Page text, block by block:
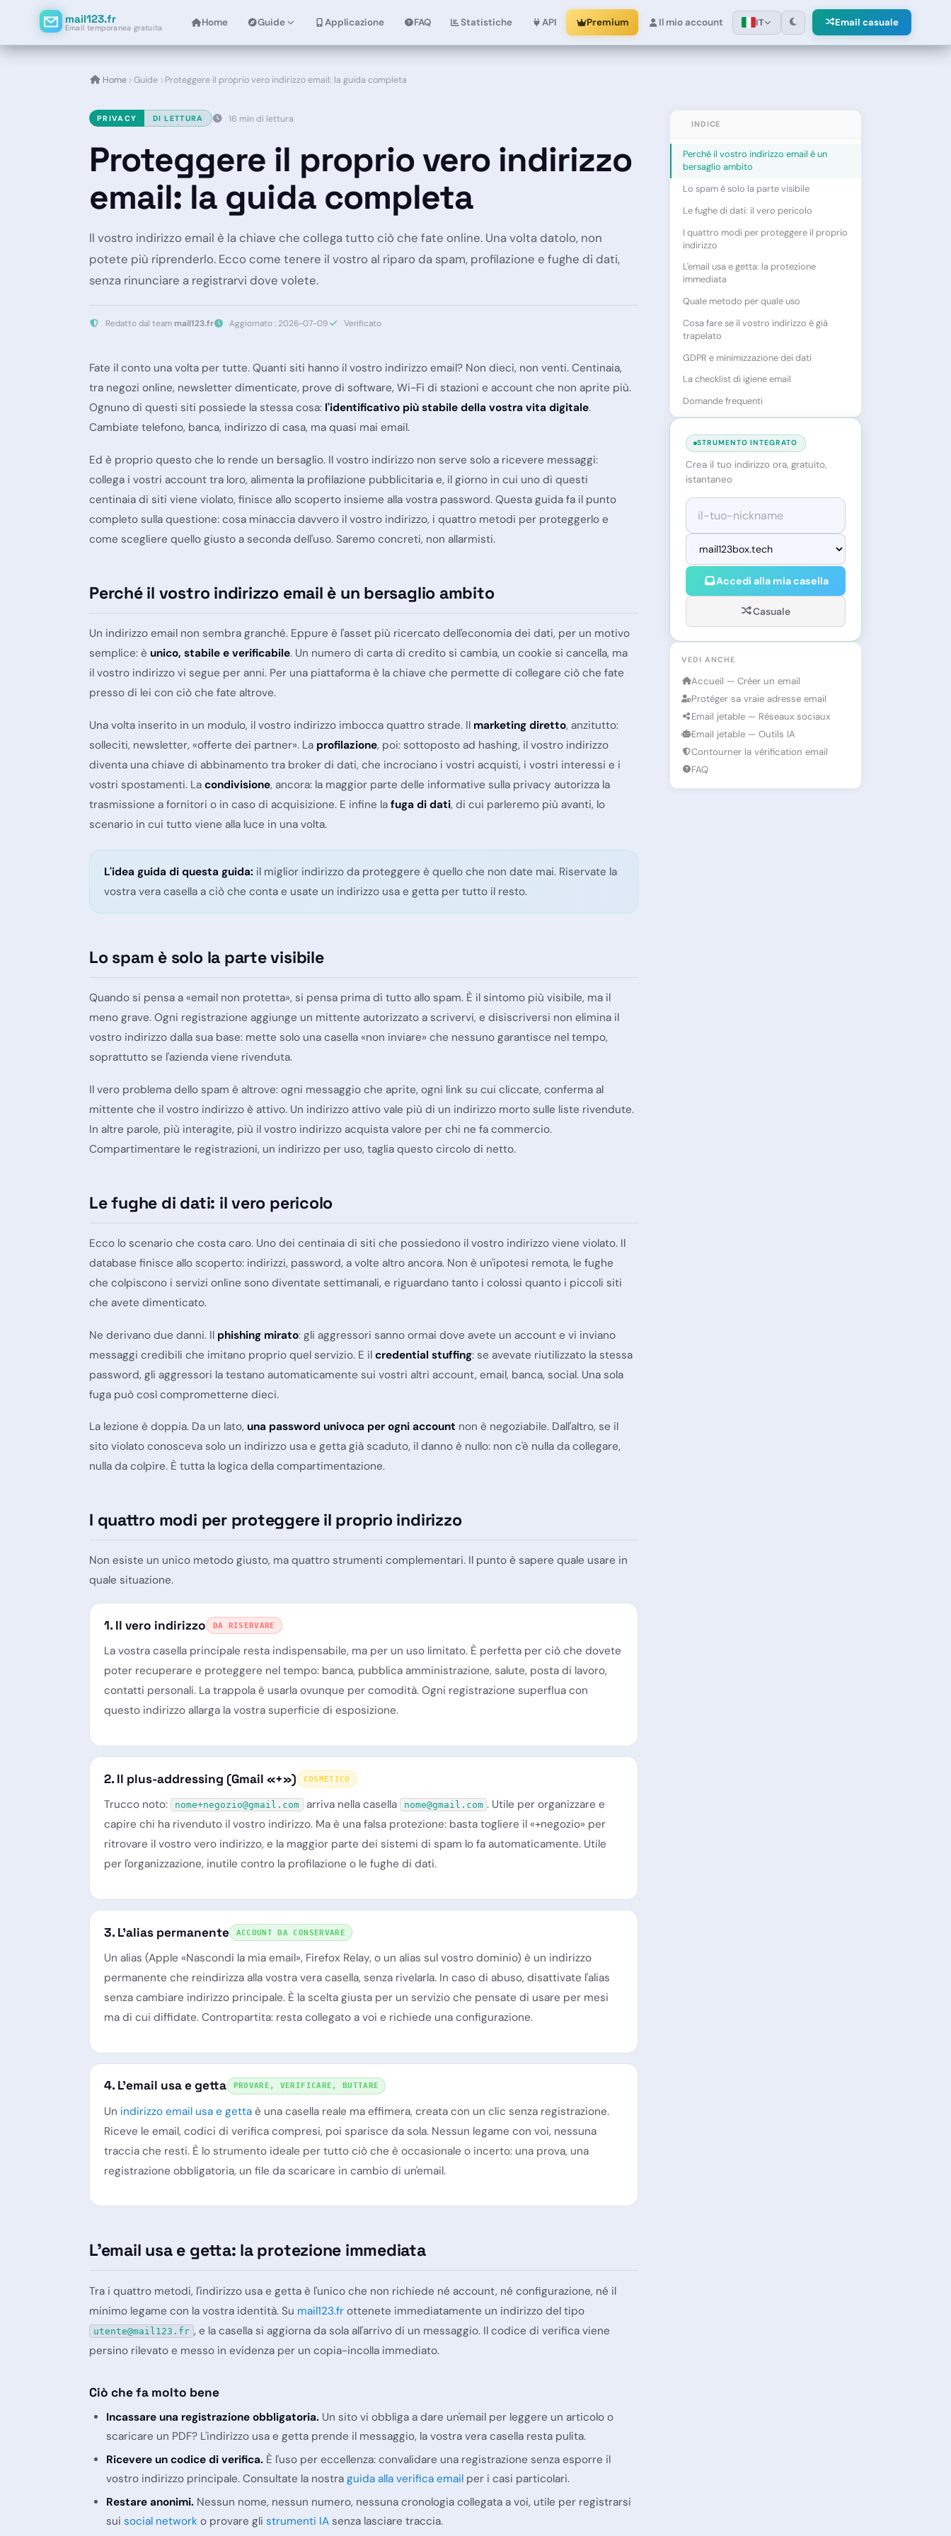
mail123.fr
Email temporanea gratuita Home Guide Applicazione FAQ Statistiche API Premium Il mio account IT Email casuale
Home Guide Proteggere il proprio vero indirizzo email: la guida completa
PRIVACY DI LETTURA 16 min di lettura
Proteggere il proprio vero indirizzo
email: la guida completa
Il vostro indirizzo email è la chiave che collega tutto ciò che fate online. Una volta datolo, non
potete più riprenderlo. Ecco come tenere il vostro al riparo da spam, profilazione e fughe di dati,
senza rinunciare a registrarvi dove volete.
Redatto dal team mail123.fr Aggiornato : 2026-07-09 Verificato
Fate il conto una volta per tutte. Quanti siti hanno il vostro indirizzo email? Non dieci, non venti. Centinaia,
tra negozi online, newsletter dimenticate, prove di software, Wi-Fi di stazioni e account che non aprite più.
Ognuno di questi siti possiede la stessa cosa: l'identificativo più stabile della vostra vita digitale.
Cambiate telefono, banca, indirizzo di casa, ma quasi mai email.
Ed è proprio questo che lo rende un bersaglio. Il vostro indirizzo non serve solo a ricevere messaggi:
collega i vostri account tra loro, alimenta la profilazione pubblicitaria e, il giorno in cui uno di questi
centinaia di siti viene violato, finisce allo scoperto insieme alla vostra password. Questa guida fa il punto
completo sulla questione: cosa minaccia davvero il vostro indirizzo, i quattro metodi per proteggerlo e
come scegliere quello giusto a seconda dell'uso. Saremo concreti, non allarmisti.
Perché il vostro indirizzo email è un bersaglio ambito
Un indirizzo email non sembra granché. Eppure è l'asset più ricercato dell'economia dei dati, per un motivo
semplice: è unico, stabile e verificabile. Un numero di carta di credito si cambia, un cookie si cancella, ma
il vostro indirizzo vi segue per anni. Per una piattaforma è la chiave che permette di collegare ciò che fate
presso di lei con ciò che fate altrove.
Una volta inserito in un modulo, il vostro indirizzo imbocca quattro strade. Il marketing diretto, anzitutto:
solleciti, newsletter, «offerte dei partner». La profilazione, poi: sottoposto ad hashing, il vostro indirizzo
diventa una chiave di abbinamento tra broker di dati, che incrociano i vostri acquisti, i vostri interessi e i
vostri spostamenti. La condivisione, ancora: la maggior parte delle informative sulla privacy autorizza la
trasmissione a fornitori o in caso di acquisizione. E infine la fuga di dati, di cui parleremo più avanti, lo
scenario in cui tutto viene alla luce in una volta.
L'idea guida di questa guida: il miglior indirizzo da proteggere è quello che non date mai. Riservate la
vostra vera casella a ciò che conta e usate un indirizzo usa e getta per tutto il resto.
Lo spam è solo la parte visibile
Quando si pensa a «email non protetta», si pensa prima di tutto allo spam. È il sintomo più visibile, ma il
meno grave. Ogni registrazione aggiunge un mittente autorizzato a scrivervi, e disiscriversi non elimina il
vostro indirizzo dalla sua base: mette solo una casella «non inviare» che nessuno garantisce nel tempo,
soprattutto se l'azienda viene rivenduta.
Il vero problema dello spam è altrove: ogni messaggio che aprite, ogni link su cui cliccate, conferma al
mittente che il vostro indirizzo è attivo. Un indirizzo attivo vale più di un indirizzo morto sulle liste rivendute.
In altre parole, più interagite, più il vostro indirizzo acquista valore per chi ne fa commercio.
Compartimentare le registrazioni, un indirizzo per uso, taglia questo circolo di netto.
Le fughe di dati: il vero pericolo
Ecco lo scenario che costa caro. Uno dei centinaia di siti che possiedono il vostro indirizzo viene violato. Il
database finisce allo scoperto: indirizzi, password, a volte altro ancora. Non è un'ipotesi remota, le fughe
che colpiscono i servizi online sono diventate settimanali, e riguardano tanto i colossi quanto i piccoli siti
che avete dimenticato.
Ne derivano due danni. Il phishing mirato: gli aggressori sanno ormai dove avete un account e vi inviano
messaggi credibili che imitano proprio quel servizio. E il credential stuffing: se avevate riutilizzato la stessa
password, gli aggressori la testano automaticamente sui vostri altri account, email, banca, social. Una sola
fuga può così comprometterne dieci.
La lezione è doppia. Da un lato, una password univoca per ogni account non è negoziabile. Dall'altro, se il
sito violato conosceva solo un indirizzo usa e getta già scaduto, il danno è nullo: non c'è nulla da collegare,
nulla da colpire. È tutta la logica della compartimentazione.
I quattro modi per proteggere il proprio indirizzo
Non esiste un unico metodo giusto, ma quattro strumenti complementari. Il punto è sapere quale usare in
quale situazione.
1. Il vero indirizzo DA RISERVARE
La vostra casella principale resta indispensabile, ma per un uso limitato. È perfetta per ciò che dovete
poter recuperare e proteggere nel tempo: banca, pubblica amministrazione, salute, posta di lavoro,
contatti personali. La trappola è usarla ovunque per comodità. Ogni registrazione superflua con
questo indirizzo allarga la vostra superficie di esposizione.
2. Il plus-addressing (Gmail «+») COSMETICO
Trucco noto: nome+negozio@gmail.com arriva nella casella nome@gmail.com . Utile per organizzare e
capire chi ha rivenduto il vostro indirizzo. Ma è una falsa protezione: basta togliere il «+negozio» per
ritrovare il vostro vero indirizzo, e la maggior parte dei sistemi di spam lo fa automaticamente. Utile
per l'organizzazione, inutile contro la profilazione o le fughe di dati.
3. L'alias permanente ACCOUNT DA CONSERVARE
Un alias (Apple «Nascondi la mia email», Firefox Relay, o un alias sul vostro dominio) è un indirizzo
permanente che reindirizza alla vostra vera casella, senza rivelarla. In caso di abuso, disattivate l'alias
senza cambiare indirizzo principale. È la scelta giusta per un servizio che pensate di usare per mesi
ma di cui diffidate. Contropartita: resta collegato a voi e richiede una configurazione.
4. L'email usa e getta PROVARE, VERIFICARE, BUTTARE
Un indirizzo email usa e getta è una casella reale ma effimera, creata con un clic senza registrazione.
Riceve le email, codici di verifica compresi, poi sparisce da sola. Nessun legame con voi, nessuna
traccia che resti. È lo strumento ideale per tutto ciò che è occasionale o incerto: una prova, una
registrazione obbligatoria, un file da scaricare in cambio di un'email.
L'email usa e getta: la protezione immediata
Tra i quattro metodi, l'indirizzo usa e getta è l'unico che non richiede né account, né configurazione, né il
minimo legame con la vostra identità. Su mail123.fr ottenete immediatamente un indirizzo del tipo
utente@mail123.fr , e la casella si aggiorna da sola all'arrivo di un messaggio. Il codice di verifica viene
persino rilevato e messo in evidenza per un copia-incolla immediato.
Ciò che fa molto bene
Incassare una registrazione obbligatoria. Un sito vi obbliga a dare un'email per leggere un articolo o
scaricare un PDF? L'indirizzo usa e getta prende il messaggio, la vostra vera casella resta pulita.
Ricevere un codice di verifica. È l'uso per eccellenza: convalidare una registrazione senza esporre il
vostro indirizzo principale. Consultate la nostra guida alla verifica email per i casi particolari.
Restare anonimi. Nessun nome, nessun numero, nessuna cronologia collegata a voi, utile per registrarsi
sui social network o provare gli strumenti IA senza lasciare traccia.
INDICE
Perché il vostro indirizzo email è un
bersaglio ambito
Lo spam è solo la parte visibile
Le fughe di dati: il vero pericolo
I quattro modi per proteggere il proprio
indirizzo
L'email usa e getta: la protezione
immediata
Quale metodo per quale uso
Cosa fare se il vostro indirizzo è già
trapelato
GDPR e minimizzazione dei dati
La checklist di igiene email
Domande frequenti
STRUMENTO INTEGRATO
Crea il tuo indirizzo ora, gratuito,
istantaneo
Accedi alla mia casella
Casuale
VEDI ANCHE
Accueil — Créer un email
Protéger sa vraie adresse email
Email jetable — Réseaux sociaux
Email jetable — Outils IA
Contourner la vérification email
FAQ